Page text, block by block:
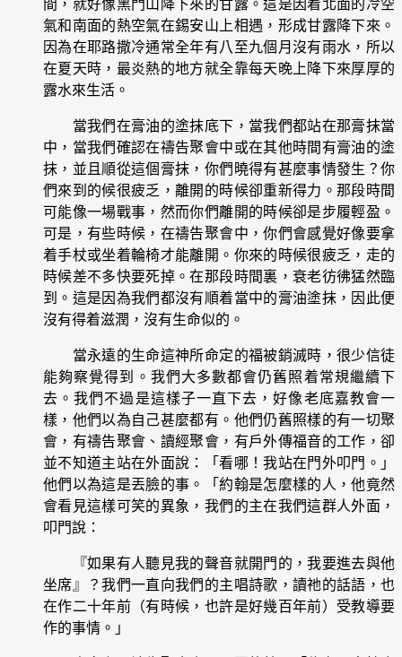
間，就好像黑門山降下來的甘露。這是因着北面的冷空
氣和南面的熱空氣在錫安山上相遇，形成甘露降下來。
因為在耶路撒冷通常全年有八至九個月沒有雨水，所以
在夏天時，最炎熱的地方就全靠每天晚上降下來厚厚的
露水來生活。
當我們在膏油的塗抹底下，當我們都站在那膏抹當
中，當我們確認在禱告聚會中或在其他時間有膏油的塗
抹，並且順從這個膏抹，你們曉得有甚麼事情發生？你
們來到的候很疲乏，離開的時候卻重新得力。那段時間
可能像一場戰事，然而你們離開的時候卻是步履輕盈。
可是，有些時候，在禱告聚會中，你們會感覺好像要拿
着手杖或坐着輪椅才能離開。你來的時候很疲乏，走的
時候差不多快要死掉。在那段時間裏，衰老彷彿猛然臨
到。這是因為我們都沒有順着當中的膏油塗抹，因此便
沒有得着滋潤，沒有生命似的。
當永遠的生命這神所命定的福被銷滅時，很少信徒
能夠察覺得到。我們大多數都會仍舊照着常規繼續下
去。我們不過是這樣子一直下去，好像老底嘉教會一
樣，他們以為自己甚麼都有。他們仍舊照樣的有一切聚
會，有禱告聚會、讀經聚會，有戶外傳福音的工作，卻
並不知道主站在外面說：「看哪！我站在門外叩門。」
他們以為這是丟臉的事。「約翰是怎麼樣的人，他竟然
會看見這樣可笑的異象，我們的主在我們這群人外面，
叩門說：
『如果有人聽見我的聲音就開門的，我要進去與他
坐席』？我們一直向我們的主唱詩歌，讀祂的話語，也
在作二十年前（有時候，也許是好幾百年前）受教導要
作的事情。」